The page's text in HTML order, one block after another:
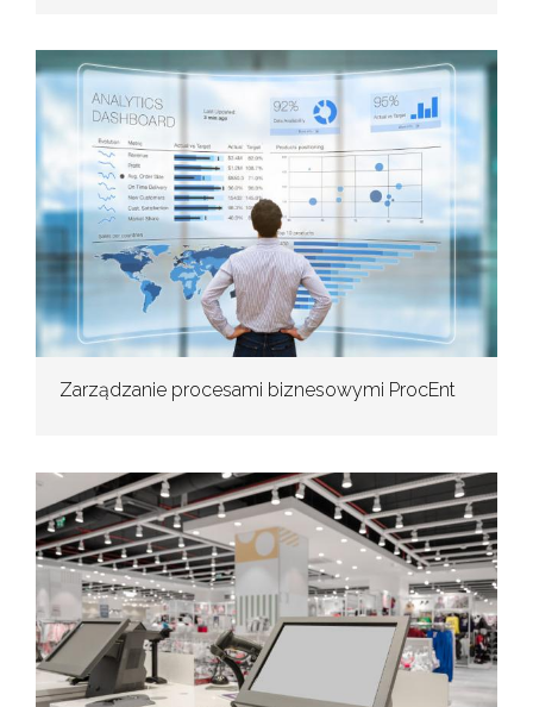
Zarządzanie procesami biznesowymi ProcEnt